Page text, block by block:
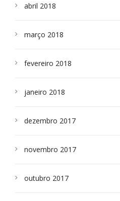
abril 2018
março 2018
fevereiro 2018
janeiro 2018
dezembro 2017
novembro 2017
outubro 2017